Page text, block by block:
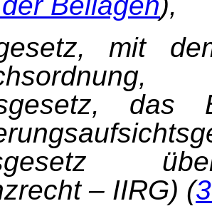
mit
das
– IIRG) (